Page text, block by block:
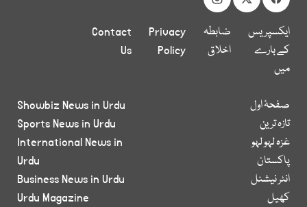
ایکسپریس
کے بارے
میں
ضابطہ
اخلاق
Privacy
Policy
Contact
Us
صفحۂ اول
تازہ ترین
غزہ لہو لہو
پاکستان
انٹر نیشنل
کھیل
Showbiz News in Urdu
Sports News in Urdu
International News in
Urdu
Business News in Urdu
Urdu Magazine